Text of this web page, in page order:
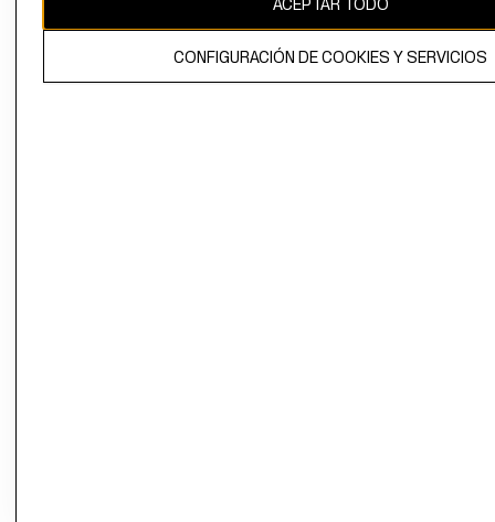
El contenido de esta página web está protegido por copyright y es
propiedad de H&M Hennes & Mauritz AB.CONFIGURACIÓN DE COOKIES Y SERVICIOS